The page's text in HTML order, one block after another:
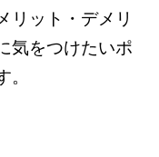
リット・デメリ
気をつけたいポ